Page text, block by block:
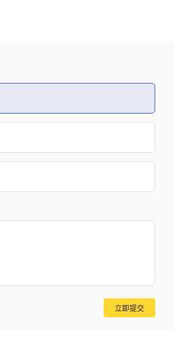
立即提交